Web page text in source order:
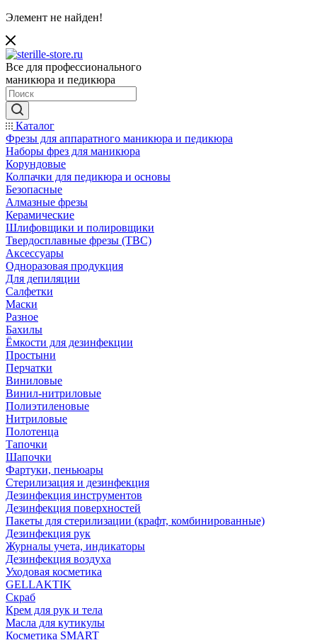
Элемент не найден!
Все для профессионального
маникюра и педикюра
Каталог
Фрезы для аппаратного маникюра и педикюра
Наборы фрез для маникюра
Корундовые
Колпачки для педикюра и основы
Безопасные
Алмазные фрезы
Керамические
Шлифовщики и полировщики
Твердосплавные фрезы (ТВС)
Аксессуары
Одноразовая продукция
Для депиляции
Салфетки
Маски
Разное
Бахилы
Ёмкости для дезинфекции
Простыни
Перчатки
Виниловые
Винил-нитриловые
Полиэтиленовые
Нитриловые
Полотенца
Тапочки
Шапочки
Фартуки, пеньюары
Стерилизация и дезинфекция
Дезинфекция инструментов
Дезинфекция поверхностей
Пакеты для стерилизации (крафт, комбинированные)
Дезинфекция рук
Журналы учета, индикаторы
Дезинфекция воздуха
Уходовая косметика
GELLAKTIK
Скраб
Крем для рук и тела
Масла для кутикулы
Косметика SMART